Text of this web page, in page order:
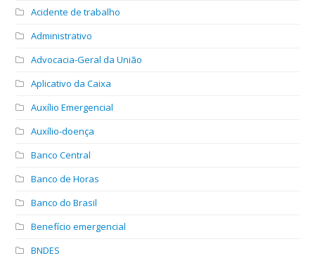
Acidente de trabalho
Administrativo
Advocacia-Geral da União
Aplicativo da Caixa
Auxílio Emergencial
Auxílio-doença
Banco Central
Banco de Horas
Banco do Brasil
Benefício emergencial
BNDES